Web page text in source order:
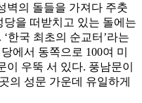
벽의 돌들을 가져다 주춧
을 떠받치고 있는 돌에는
한국 최초의 순교터’라는
에서 동쪽으로 100여 미
우뚝 서 있다. 풍남문이
의 성문 가운데 유일하게